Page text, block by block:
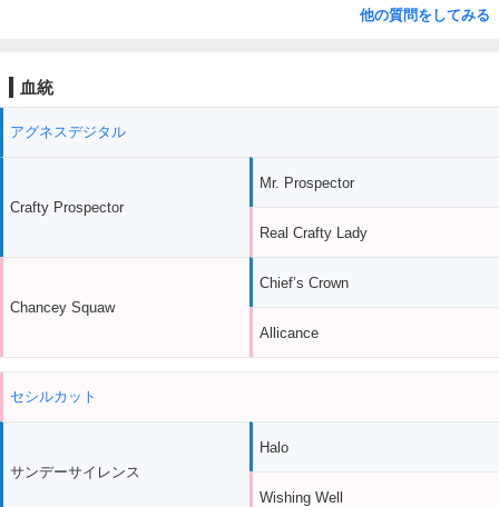
他の質問をしてみる
血統
アグネスデジタル
Crafty Prospector
Chancey Squaw
Mr. Prospector
Real Crafty Lady
Chief’s Crown
Allicance
セシルカット
サンデーサイレンス
Halo
Wishing Well